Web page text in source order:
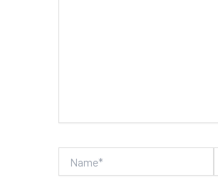
Name*